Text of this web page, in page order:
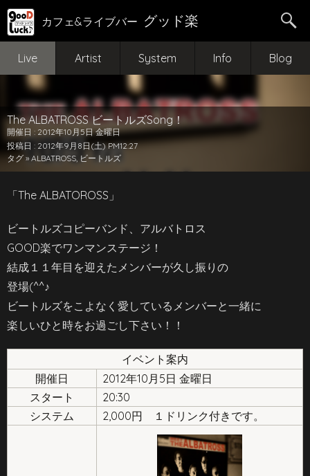
カフェ&ライブバー グッド楽
Live Artist System Info Blog
The ALBATROSS ビートルズSong！
開催日 : 2012年10月5日 金曜日
投稿日 : 2012年9月8日(土) PM12:27
タグ » ALBATROSS, ビートルズ
「The ALBATOROSS」
ビートルズコピーバンド、アルバトロス
GOOD楽でワンマンステージ！
結成１１年目を迎えたメンバーが久し振りの
登場(^^♪
ビートルズをこよなく愛しているメンバーと一緒に
楽しいひと時をお過ごし下さい！！
イベント案内
開催日
2012年10月5日 金曜日
スタート
20:30
システム
2,000円 １ドリンク付きです。